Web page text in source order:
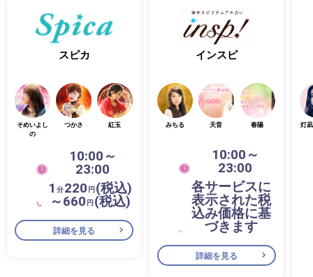
スピカ
そめいよし
の
つかさ 紅玉
10:00～
23:00
1 分220 円(税込)
～660 円(税込)
詳細を見る
インスピ
みちる 天音 春陽
10:00～
23:00
各サービスに
表示された税
込み価格に基
づきます
詳細を見る
灯